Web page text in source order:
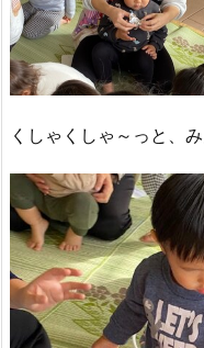
くしゃくしゃ～っと、